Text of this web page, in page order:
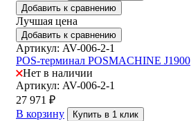
Добавить к сравнению
Лучшая цена
Добавить к сравнению
Артикул: AV-006-2-1
POS-терминал POSMACHINE J1900
Нет в наличии
Артикул: AV-006-2-1
27 971 ₽
В корзину
Купить в 1 клик